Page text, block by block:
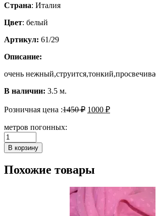
Страна: Италия
Цвет: белый
Артикул: 61/29
Описание:
очень
В наличии: 3.5 м.
Розничная цена :1450₽ 1000 ₽
метров погонных:
Количество
Трикотажное
полотно
Perla
В корзину
Похожие товары